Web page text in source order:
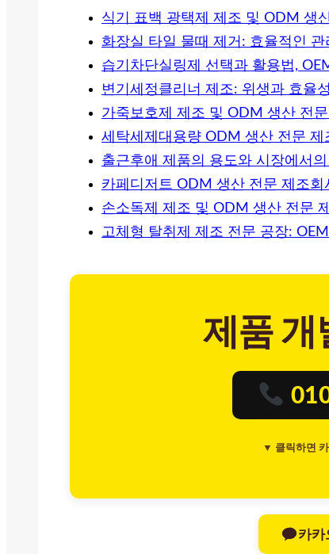
식기 표백 광택제 제조 및 ODM 생
화장실 타일 물때 제거: 효율적인
습기차단실링제 선택과 활용법,
변기세정클리너 제조: 위생과 효율
가죽보호제 제조 및 ODM 생산 전
세탁세제대용량 ODM 생산 전문 제
출근후애 제품의 용도와 시장에서
카페디저트 ODM 생산 전문 제조회
손소독제 제조 및 ODM 생산 전문
고체형 탈취제 제조 전문 공장:
제품 개
▼ 클릭하면
카카